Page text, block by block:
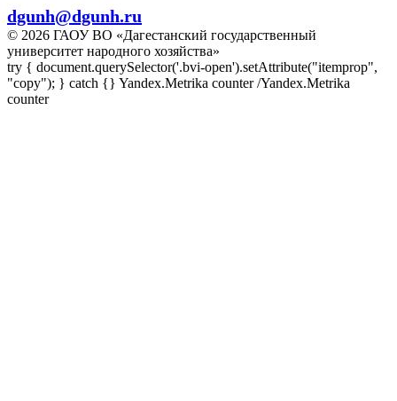
dgunh@dgunh.ru
© 2026 ГАОУ ВО «Дагестанский государственный
университет народного хозяйства»
try { document.querySelector('.bvi-open').setAttribute("itemprop",
"copy"); } catch {} Yandex.Metrika counter/Yandex.Metrika
counter